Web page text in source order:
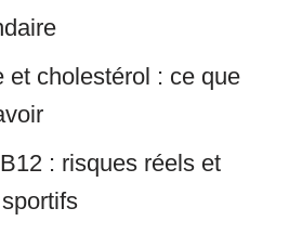
et cholestérol : ce que
: risques réels et